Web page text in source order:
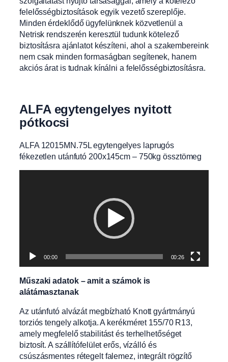
felelősségbiztosítások egyik vezető szereplője.
Minden érdeklődő ügyfelünknek közvetlenül a
Netrisk rendszerén keresztül tudunk kötelező
biztosításra ajánlatot készíteni, ahol a szakembereink
nem csak minden formaságban segítenek, hanem
akciós árat is tudnak kínálni a felelősségbiztosításra.
ALFA egytengelyes nyitott
pótkocsi
ALFA 12015MN.75L egytengelyes laprugós
fékezetlen utánfutó 200x145cm – 750kg össztömeg
00:00 00:26
Műszaki adatok – amit a számok is
alátámasztanak
Az utánfutó alvázát megbízható Knott gyártmányú
torziós tengely alkotja. A kerékméret 155/70 R13,
amely megfelelő stabilitást és terhelhetőséget
biztosít. A szállítófelület erős, vízálló és
csúszásmentes rétegelt falemez, integrált rögzítő